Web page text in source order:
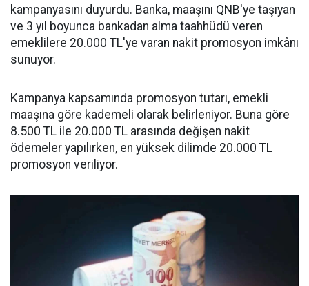
kampanyasını duyurdu. Banka, maaşını QNB'ye taşıyan
ve 3 yıl boyunca bankadan alma taahhüdü veren
emeklilere 20.000 TL'ye varan nakit promosyon imkânı
sunuyor.
Kampanya kapsamında promosyon tutarı, emekli
maaşına göre kademeli olarak belirleniyor. Buna göre
8.500 TL ile 20.000 TL arasında değişen nakit
ödemeler yapılırken, en yüksek dilimde 20.000 TL
promosyon veriliyor.